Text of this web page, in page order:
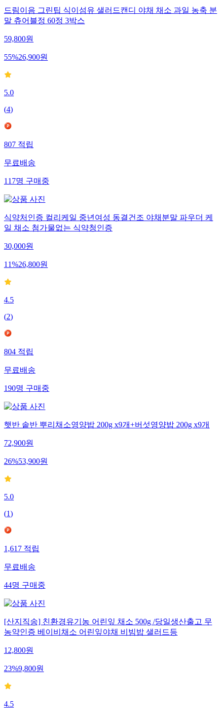
드림이음 그린팁 식이섬유 샐러드캔디 야채 채소 과일 농축 분
말 츄어블정 60정 3박스
59,800원
55%26,900원
5.0
(4)
807적립
무료배송
117명구매중
식약처인증 컬리케일 중년여성 동결건조 야채분말 파우더 케
일 채소 첨가물없는 식약청인증
30,000원
11%26,800원
4.5
(2)
804적립
무료배송
190명구매중
햇반 솥반 뿌리채소영양밥 200g x9개+버섯영양밥 200g x9개
72,900원
26%53,900원
5.0
(1)
1,617적립
무료배송
44명구매중
[산지직송] 친환경유기농 어린잎 채소 500g /당일생산출고 무
농약인증 베이비채소 어린잎야채 비빔밥 샐러드등
12,800원
23%9,800원
4.5